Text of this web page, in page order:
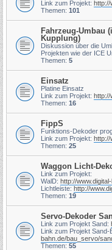
Link zum Projekt: http://
Themen: 101
Fahrzeug-Umbau
Kupplung)
Diskussion über die
Projekten wie der ICE
Themen: 5
Einsatz
Platine Einsatz
Link zum Projekt: http://
Themen: 16
FippS
Funktions-Dekoder
Link zum Projekt: http://
Themen: 25
Waggon Licht-
Link zum Projekt:
WalD: http://
Lichtleiste: http://
Themen: 19
Servo-Dekoder
Link zum Projekt Sand:
Link zum Projekt Sand-
bahn.de/bau_servo/
Themen: 55